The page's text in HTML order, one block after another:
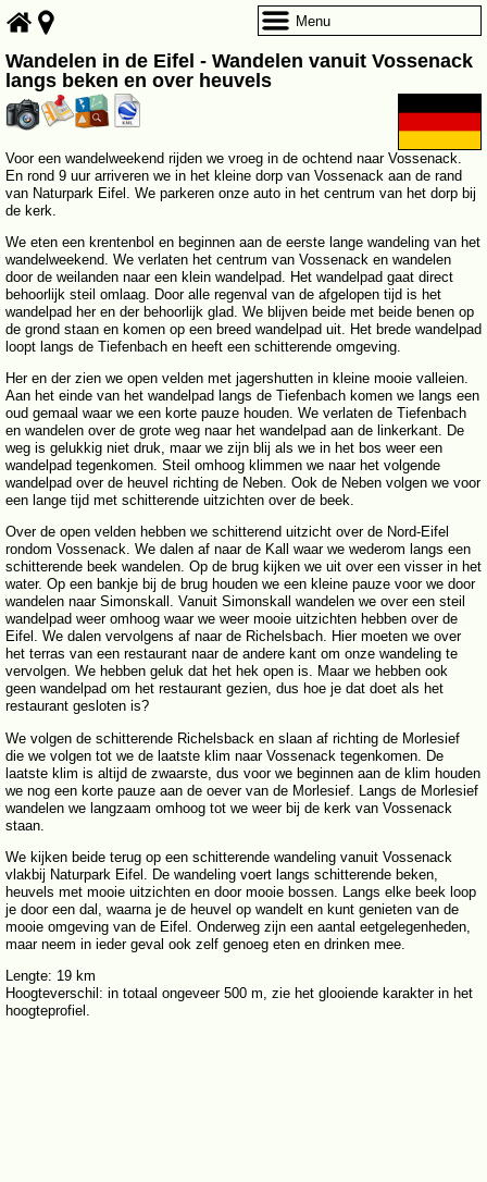
Wandelen in de Eifel - Wandelen vanuit Vossenack
langs beken en over heuvels
Voor een wandelweekend rijden we vroeg in de ochtend naar Vossenack.
En rond 9 uur arriveren we in het kleine dorp van Vossenack aan de rand
van Naturpark Eifel. We parkeren onze auto in het centrum van het dorp bij
de kerk.
We eten een krentenbol en beginnen aan de eerste lange wandeling van het
wandelweekend. We verlaten het centrum van Vossenack en wandelen
door de weilanden naar een klein wandelpad. Het wandelpad gaat direct
behoorlijk steil omlaag. Door alle regenval van de afgelopen tijd is het
wandelpad her en der behoorlijk glad. We blijven beide met beide benen op
de grond staan en komen op een breed wandelpad uit. Het brede wandelpad
loopt langs de Tiefenbach en heeft een schitterende omgeving.
Her en der zien we open velden met jagershutten in kleine mooie valleien.
Aan het einde van het wandelpad langs de Tiefenbach komen we langs een
oud gemaal waar we een korte pauze houden. We verlaten de Tiefenbach
en wandelen over de grote weg naar het wandelpad aan de linkerkant. De
weg is gelukkig niet druk, maar we zijn blij als we in het bos weer een
wandelpad tegenkomen. Steil omhoog klimmen we naar het volgende
wandelpad over de heuvel richting de Neben. Ook de Neben volgen we voor
een lange tijd met schitterende uitzichten over de beek.
Over de open velden hebben we schitterend uitzicht over de Nord-Eifel
rondom Vossenack. We dalen af naar de Kall waar we wederom langs een
schitterende beek wandelen. Op de brug kijken we uit over een visser in het
water. Op een bankje bij de brug houden we een kleine pauze voor we door
wandelen naar Simonskall. Vanuit Simonskall wandelen we over een steil
wandelpad weer omhoog waar we weer mooie uitzichten hebben over de
Eifel. We dalen vervolgens af naar de Richelsbach. Hier moeten we over
het terras van een restaurant naar de andere kant om onze wandeling te
vervolgen. We hebben geluk dat het hek open is. Maar we hebben ook
geen wandelpad om het restaurant gezien, dus hoe je dat doet als het
restaurant gesloten is?
We volgen de schitterende Richelsback en slaan af richting de Morlesief
die we volgen tot we de laatste klim naar Vossenack tegenkomen. De
laatste klim is altijd de zwaarste, dus voor we beginnen aan de klim houden
we nog een korte pauze aan de oever van de Morlesief. Langs de Morlesief
wandelen we langzaam omhoog tot we weer bij de kerk van Vossenack
staan.
We kijken beide terug op een schitterende wandeling vanuit Vossenack
vlakbij Naturpark Eifel. De wandeling voert langs schitterende beken,
heuvels met mooie uitzichten en door mooie bossen. Langs elke beek loop
je door een dal, waarna je de heuvel op wandelt en kunt genieten van de
mooie omgeving van de Eifel. Onderweg zijn een aantal eetgelegenheden,
maar neem in ieder geval ook zelf genoeg eten en drinken mee.
Lengte: 19 km
Hoogteverschil: in totaal ongeveer 500 m, zie het glooiende karakter in het
hoogteprofiel.
Menu